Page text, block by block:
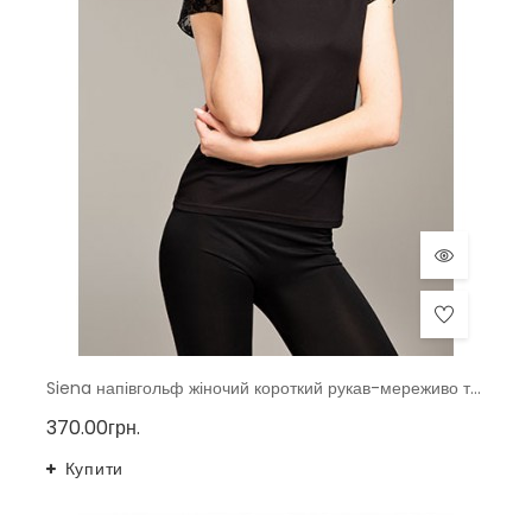
Siena напівгольф жіночий короткий рукав-мереживо тмViolana, Польща
370.00грн.
Купити